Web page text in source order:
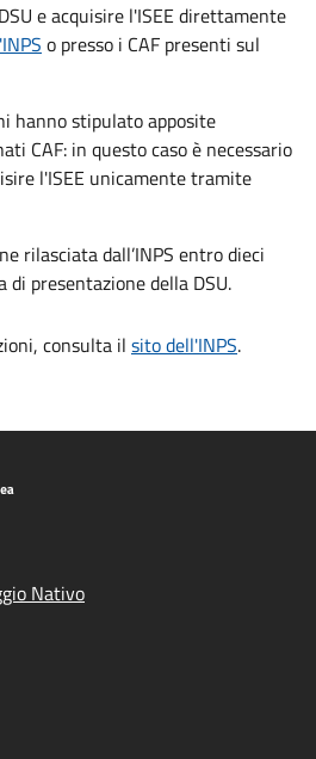
e acquisire l'ISEE direttamente
o presso i CAF presenti sul
hanno stipulato apposite
CAF: in questo caso è necessario
l'ISEE unicamente tramite
rilasciata dall’INPS entro dieci
presentazione della DSU.
consulta il sito dell'INPS.
Nativo